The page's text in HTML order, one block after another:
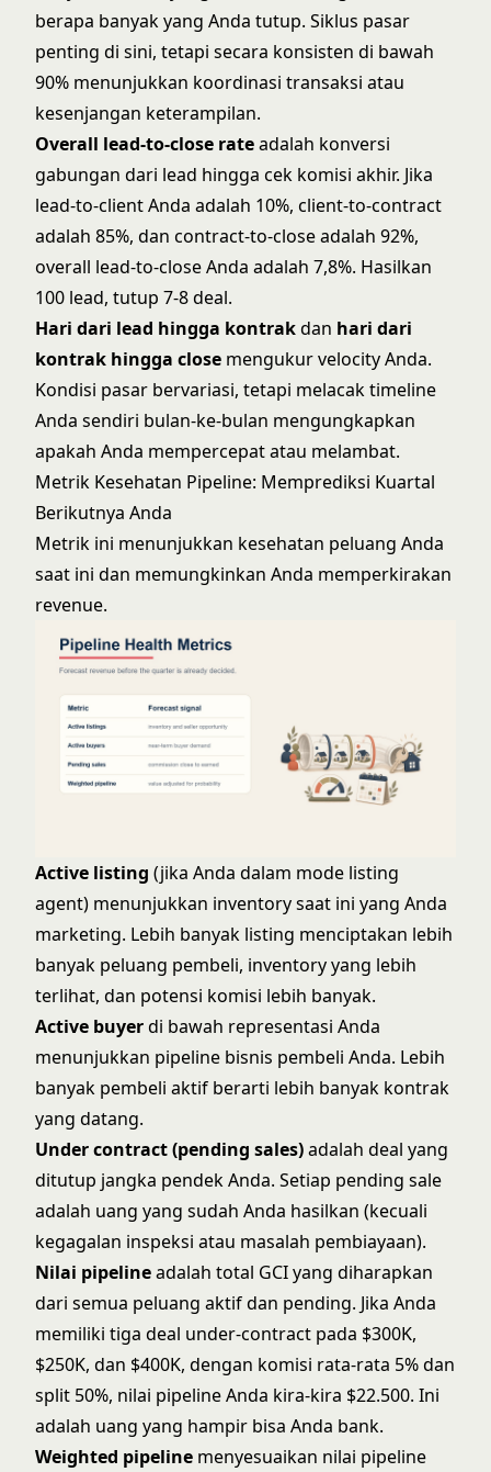
berapa banyak yang Anda tutup. Siklus pasar
penting di sini, tetapi secara konsisten di bawah
90% menunjukkan koordinasi transaksi atau
kesenjangan keterampilan.
Overall lead-to-close rateadalah konversi
gabungan dari lead hingga cek komisi akhir. Jika
lead-to-client Anda adalah 10%, client-to-contract
adalah 85%, dan contract-to-close adalah 92%,
overall lead-to-close Anda adalah 7,8%. Hasilkan
100 lead, tutup 7-8 deal.
Hari dari lead hingga kontrakdan hari dari
kontrak hingga close mengukur velocity Anda.
Kondisi pasar bervariasi, tetapi melacak timeline
Anda sendiri bulan-ke-bulan mengungkapkan
apakah Anda mempercepat atau melambat.
Metrik Kesehatan Pipeline: Memprediksi Kuartal
Berikutnya Anda
Metrik ini menunjukkan kesehatan peluang Anda
saat ini dan memungkinkan Anda memperkirakan
revenue.
Active listing (jika Anda dalam mode listing
agent) menunjukkan inventory saat ini yang Anda
marketing. Lebih banyak listing menciptakan lebih
banyak peluang pembeli, inventory yang lebih
terlihat, dan potensi komisi lebih banyak.
Active buyerdi bawah representasi Anda
menunjukkan pipeline bisnis pembeli Anda. Lebih
banyak pembeli aktif berarti lebih banyak kontrak
yang datang.
Under contract (pending sales)adalah deal yang
ditutup jangka pendek Anda. Setiap pending sale
adalah uang yang sudah Anda hasilkan (kecuali
kegagalan inspeksi atau masalah pembiayaan).
Nilai pipelineadalah total GCI yang diharapkan
dari semua peluang aktif dan pending. Jika Anda
memiliki tiga deal under-contract pada $300K,
$250K, dan $400K, dengan komisi rata-rata 5% dan
split 50%, nilai pipeline Anda kira-kira $22.500. Ini
adalah uang yang hampir bisa Anda bank.
Weighted pipeline menyesuaikan nilai pipeline